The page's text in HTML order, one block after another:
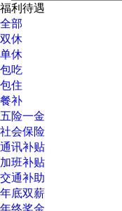
福利待遇
全部
双休
单休
包吃
包住
餐补
五险一金
社会保险
通讯补贴
加班补贴
交通补助
年底双薪